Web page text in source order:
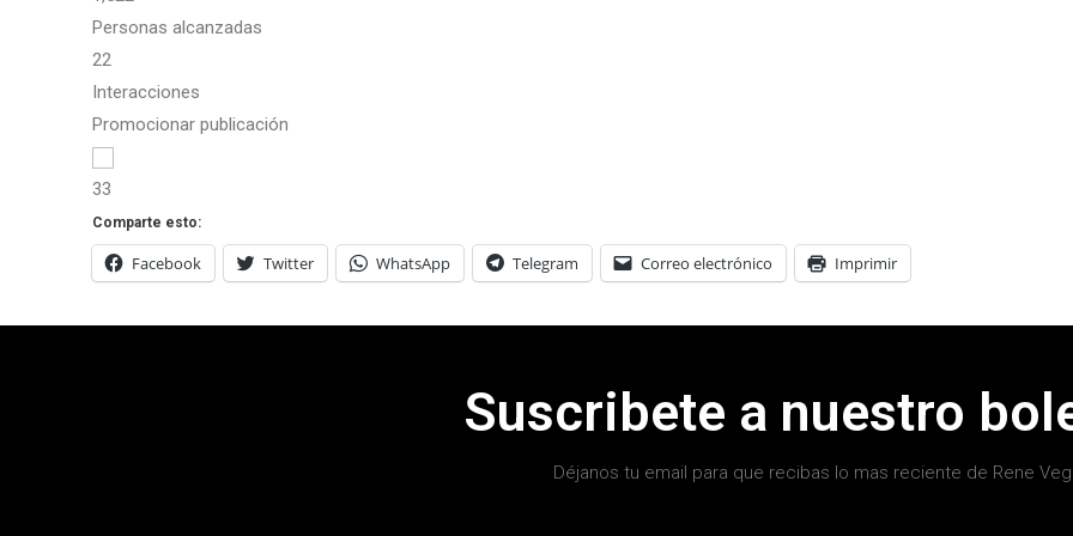
Personas alcanzadas
22
Interacciones
Promocionar publicación
33
Comparte esto:
Facebook Twitter WhatsApp Telegram Correo electrónico Imprimir
Suscribete a nuestro
Déjanos tu email para que recibas lo mas reciente de Rene